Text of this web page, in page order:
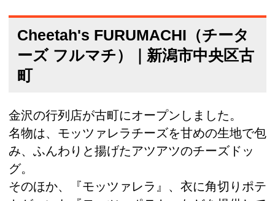
Cheetah's FURUMACHI（チータ
ーズ フルマチ）｜新潟市中央区古
町
金沢の行列店が古町にオープンしました。
名物は、モッツァレラチーズを甘めの生地で包
み、ふんわりと揚げたアツアツのチーズドッ
グ。
そのほか、『モッツァレラ』、衣に角切りポテ